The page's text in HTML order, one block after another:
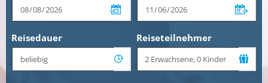
Reisedauer Reiseteilnehmer